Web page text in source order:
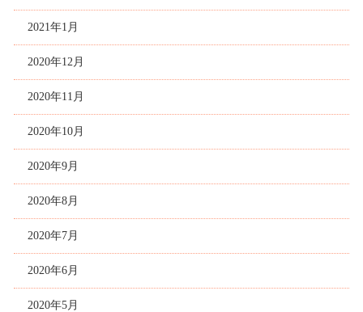
2021年1月
2020年12月
2020年11月
2020年10月
2020年9月
2020年8月
2020年7月
2020年6月
2020年5月